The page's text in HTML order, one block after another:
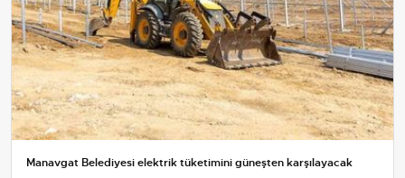
Manavgat Belediyesi elektrik tüketimini güneşten karşılayacak